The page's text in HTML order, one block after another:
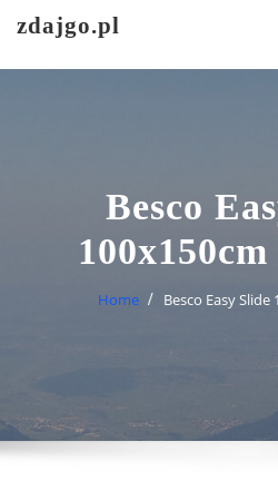
zdajgo.pl
Besco
Home Besco Easy Slide